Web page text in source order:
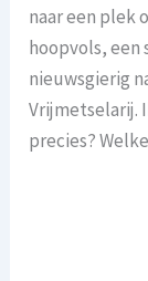
naar een plek
hoopvols, een
nieuwsgierig
Vrijmetselarij.
precies?